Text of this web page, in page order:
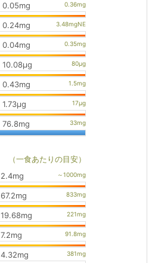
0.05mg
0.24mg
0.04mg
10.08μg
0.43mg
1.73μg
76.8mg
（一食あたりの目安）
2.4mg
67.2mg
19.68mg
7.2mg
4.32mg